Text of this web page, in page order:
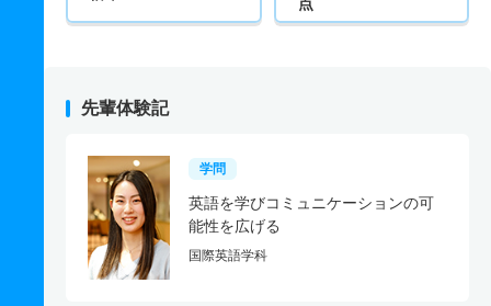
先輩体験記
学問
英語を学びコミュニケーションの可
能性を広げる
国際英語学科